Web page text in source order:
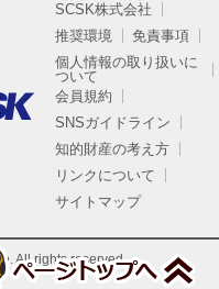
SCSK株式会社
推奨環境
免責事項
個人情報の取り扱いに
ついて
会員規約
SNSガイドライン
知的財産の考え方
リンクについて
サイトマップ
All rights reserved.